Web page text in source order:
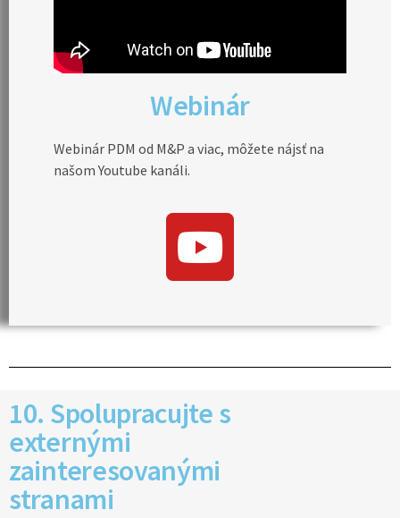
Webinár
Webinár PDM od M&P a viac, môžete nájsť na
našom Youtube kanáli.
10. Spolupracujte s
externými
zainteresovanými
stranami